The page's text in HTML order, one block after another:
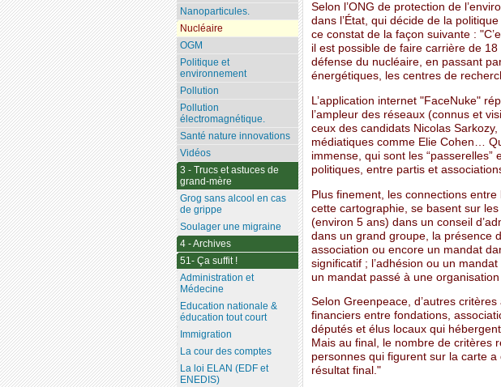
Selon l’ONG de protection de
dans l’État, qui décide de la
ce constat de la façon suivante :
il est possible de faire carrière de
défense du nucléaire, en passant
énergétiques, les centres de
L’application internet "FaceNuke"
l’ampleur des réseaux (connus et
ceux des candidats Nicolas
médiatiques comme Elie Cohen…
immense, qui sont les
politiques, entre partis et
Plus finement, les connections
cette cartographie, se basent sur
(environ 5 ans) dans un conseil
dans un grand groupe, la présence
association ou encore un mandat
significatif ; l’adhésion ou un
un mandat passé à une
Selon Greenpeace, d’autres
financiers entre fondations,
députés et élus locaux qui
Mais au final, le nombre de critères
personnes qui figurent sur la carte
résultat final."
Nanoparticules.
Nucléaire
OGM
Politique et
environnement
Pollution
Pollution
électromagnétique.
Santé nature innovations
Vidéos
3 - Trucs et astuces de
grand-mère
Grog sans alcool en cas
de grippe
Soulager une migraine
4 - Archives
51- Ça suffit !
Administration et
Médecine
Education nationale &
éducation tout court
Immigration
La cour des comptes
La loi ELAN (EDF et
ENEDIS)